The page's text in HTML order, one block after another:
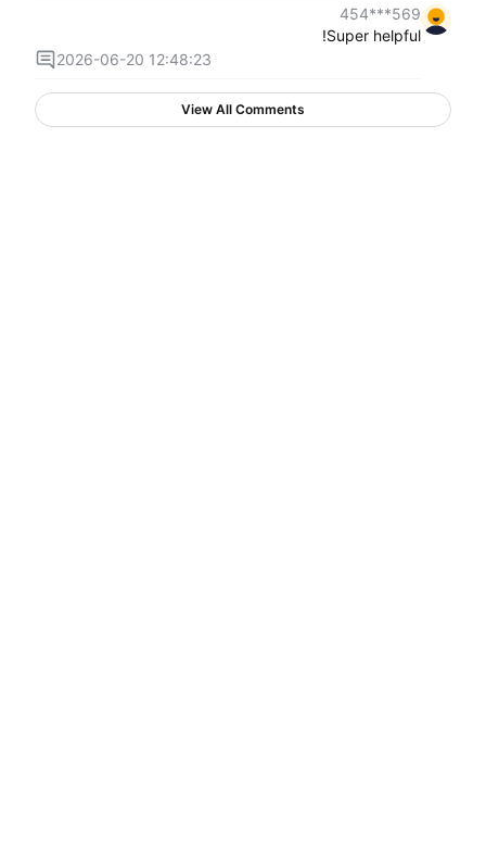
569***454
Super helpful!
2026-06-20 12:48:23
View All Comments